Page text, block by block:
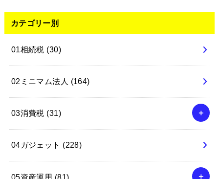
カテゴリー別
01相続税 (30)
02ミニマム法人 (164)
03消費税 (31)
04ガジェット (228)
05資産運用 (81)